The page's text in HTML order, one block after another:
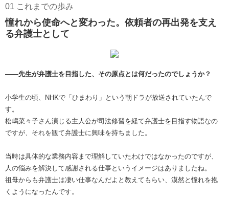
01 これまでの歩み
憧れから使命へと変わった。依頼者の再出発を支え
る弁護士として
――先生が弁護士を目指した、その原点とは何だったのでしょうか？
小学生の頃、NHKで「ひまわり」という朝ドラが放送されていたんで
す。
松嶋菜々子さん演じる主人公が司法修習を経て弁護士を目指す物語なの
ですが、それを観て弁護士に興味を持ちました。
当時は具体的な業務内容まで理解していたわけではなかったのですが、
人の悩みを解決して感謝される仕事というイメージはありましたね。
祖母からも弁護士は凄い仕事なんだよと教えてもらい、漠然と憧れを抱
くようになったんです。